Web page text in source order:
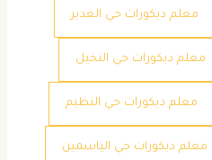
معلم ديكورات حي الغدير
معلم ديكورات حي النخيل
معلم ديكورات حي النظيم
معلم ديكورات حي الياسمين